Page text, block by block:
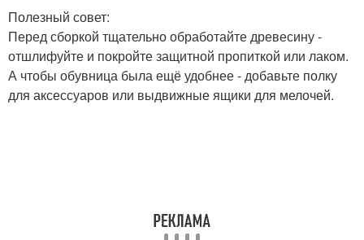
Полезный совет:
Перед сборкой тщательно обработайте древесину -
отшлифуйте и покройте защитной пропиткой или лаком.
А чтобы обувница была ещё удобнее - добавьте полку
для аксессуаров или выдвижные ящики для мелочей.